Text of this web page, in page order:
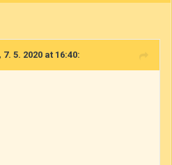
5. 2020 at 16:40: